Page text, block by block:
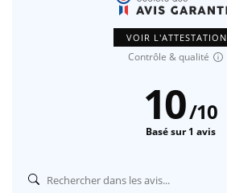
VOIR L'ATTESTATION
Contrôle & qualité
10/10
Basé sur 1 avis